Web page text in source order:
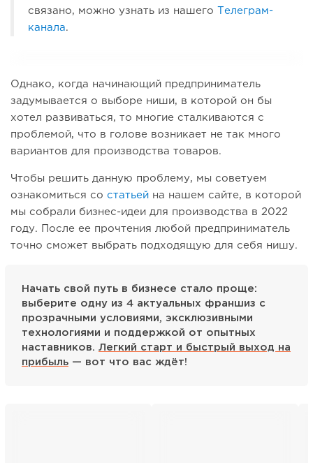
связано, можно узнать из нашего
Телеграм-
канала.
Однако, когда начинающий предприниматель
задумывается о выборе ниши, в которой он бы
хотел развиваться, то многие сталкиваются с
проблемой, что в голове возникает не так много
вариантов для производства товаров.
Чтобы решить данную проблему, мы советуем
ознакомиться со статьей на нашем сайте, в которой
мы собрали бизнес-идеи для производства в 2022
году. После ее прочтения любой предприниматель
точно сможет выбрать подходящую для себя нишу.
Начать свой путь в бизнесе стало проще:
выберите одну из 4 актуальных франшиз с
прозрачными условиями, эксклюзивными
технологиями и поддержкой от опытных
наставников. Легкий старт и быстрый выход на
прибыль — вот что вас ждёт!